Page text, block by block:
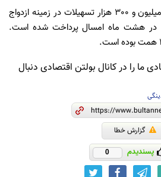
وی همچنین گفت: بیش از میلیون و 300 هزار تسهیلات در زمینه ازدواج
در هشت ماه امسال پرداخت شده است.
ما را در کانال بولتن اقتصادی دنبال
گزارش خطا
پسندیدم 0